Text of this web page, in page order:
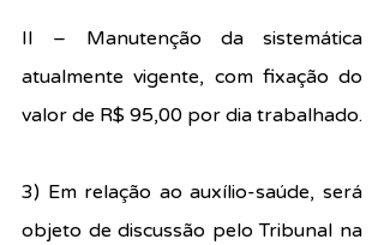
II – Manutenção da sistemática
atualmente vigente, com fixação do
valor de R$ 95,00 por dia trabalhado.
3) Em relação ao auxílio-saúde, será
objeto de discussão pelo Tribunal na